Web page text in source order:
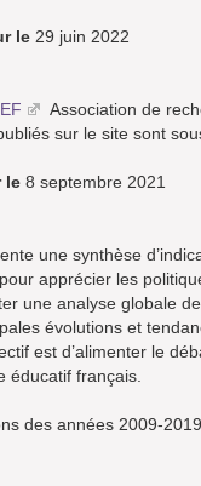
le 29 juin 2022
Association de
sur le site sont
le 8 septembre 2021
une synthèse
apprécier les
une analyse globale
évolutions et
est d’alimenter le
éducatif français.
des années 2009-2019